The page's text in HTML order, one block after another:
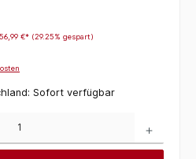
56,99 €* (29.25% gespart)
Sofort verfügbar